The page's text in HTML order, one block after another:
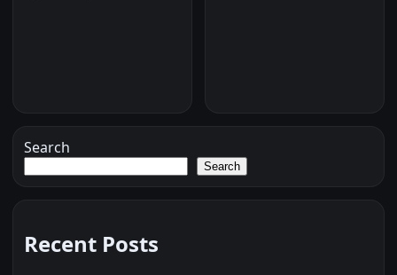
Search
Search
Recent Posts